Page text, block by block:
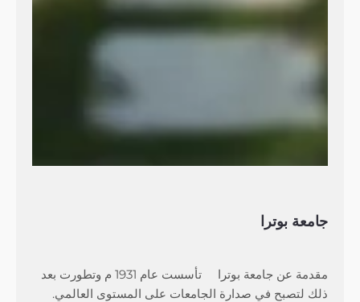
جامعة بوترا
مقدمة عن جامعة بوترا تأسست عام 1931 م وتطورت بعد
ذلك لتصبح في صدارة الجامعات على المستوى العالمي.